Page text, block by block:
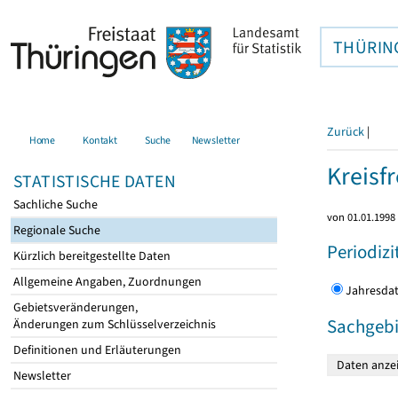
Home Kontakt Suche Newsletter
STATISTISCHE DATEN
Sachliche Suche
Regionale Suche
Kürzlich bereitgestellte Daten
Allgemeine Angaben, Zuordnungen
Gebietsveränderungen,
Änderungen zum Schlüsselverzeichnis
Definitionen und Erläuterungen
Newsletter
Zurück |
von